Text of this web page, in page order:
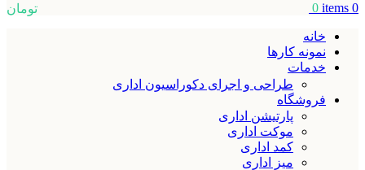
0
items
0
تومان
خانه
نمونه کارها
خدمات
طراحی و اجرای دکوراسیون اداری
فروشگاه
پارتیشن اداری
موکت اداری
کمد اداری
میز اداری